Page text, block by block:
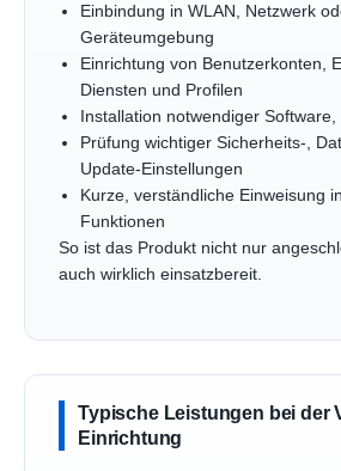
Einbindung in WLAN, Netzwerk
Geräteumgebung
Einrichtung von Benutzerkonten,
Diensten und Profilen
Installation notwendiger
Prüfung wichtiger Sicherheits-,
Update-Einstellungen
Kurze, verständliche Einweisung
Funktionen
So ist das Produkt nicht nur
auch wirklich einsatzbereit.
Typische Leistungen bei der
Einrichtung